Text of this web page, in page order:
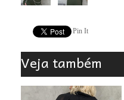
Pin It
Veja também